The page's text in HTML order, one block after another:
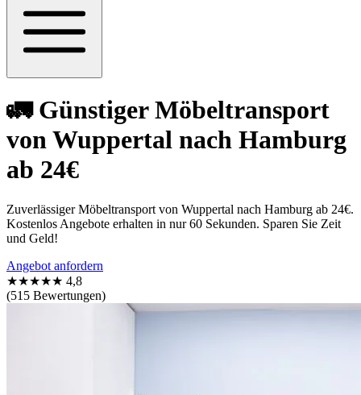
🚛 Günstiger Möbeltransport
von Wuppertal nach Hamburg
ab 24€
Zuverlässiger Möbeltransport von Wuppertal nach Hamburg ab 24€.
Kostenlos Angebote erhalten in nur 60 Sekunden. Sparen Sie Zeit
und Geld!
Angebot anfordern
★★★★★ 4,8
(515 Bewertungen)